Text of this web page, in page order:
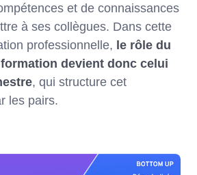
et de connaissances
à ses collègues. Dans cette
professionnelle, le rôle du
devient donc celui
, qui structure cet
les pairs.